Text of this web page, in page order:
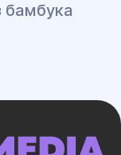
бамбука